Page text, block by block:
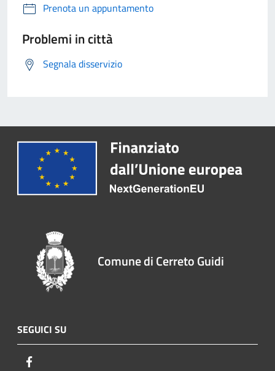
Prenota un appuntamento
Problemi in città
Segnala disservizio
Comune di Cerreto Guidi
SEGUICI SU